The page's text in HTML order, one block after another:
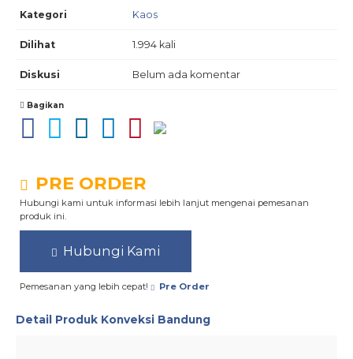
Kategori Kaos
Dilihat 1.994 kali
Diskusi Belum ada komentar
Bagikan
PRE ORDER
Hubungi kami untuk informasi lebih lanjut mengenai pemesanan
produk ini.
Hubungi Kami
Pemesanan yang lebih cepat! Pre Order
Detail Produk Konveksi Bandung